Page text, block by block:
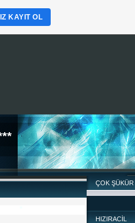
ÇOK ŞÜKÜR
HIZIRACİL
KAYIT OL